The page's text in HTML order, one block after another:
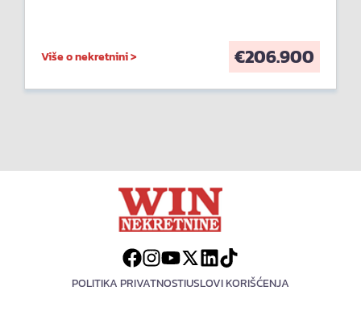
Više o nekretnini > €206.900
POLITIKA PRIVATNOSTIUSLOVI KORIŠĆENJA